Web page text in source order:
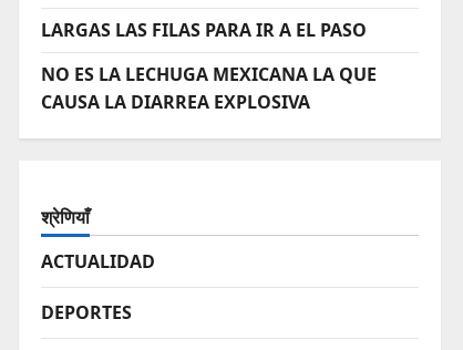
LARGAS LAS FILAS PARA IR A EL PASO
NO ES LA LECHUGA MEXICANA LA QUE
CAUSA LA DIARREA EXPLOSIVA
श्रेणियाँ
ACTUALIDAD
DEPORTES